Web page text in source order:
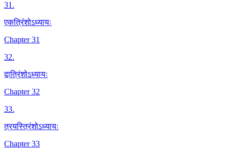
31.
एकत्रिंशोऽध्यायः
Chapter 31
32.
द्वात्रिंशोऽध्यायः
Chapter 32
33.
त्रयस्त्रिंशोऽध्यायः
Chapter 33